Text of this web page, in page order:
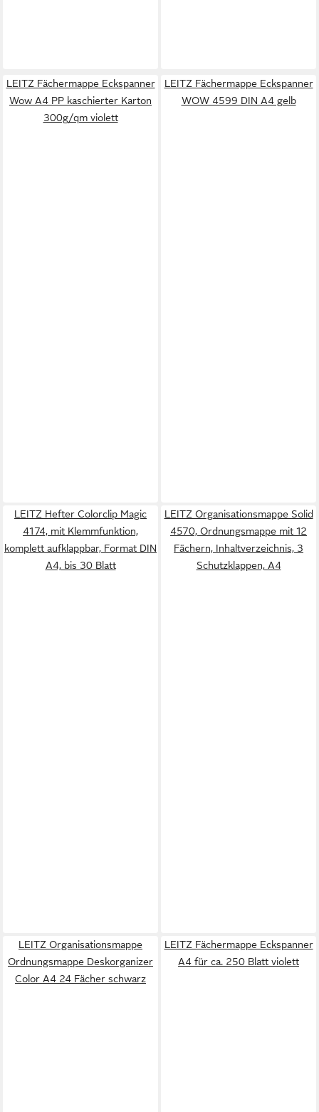
LEITZ Fächermappe Eckspanner
Wow A4 PP kaschierter Karton
300g/qm violett
LEITZ Fächermappe Eckspanner
WOW 4599 DIN A4 gelb
LEITZ Hefter Colorclip Magic
4174, mit Klemmfunktion,
komplett aufklappbar, Format DIN
A4, bis 30 Blatt
LEITZ Organisationsmappe Solid
4570, Ordnungsmappe mit 12
Fächern, Inhaltverzeichnis, 3
Schutzklappen, A4
LEITZ Organisationsmappe
Ordnungsmappe Deskorganizer
Color A4 24 Fächer schwarz
LEITZ Fächermappe Eckspanner
A4 für ca. 250 Blatt violett